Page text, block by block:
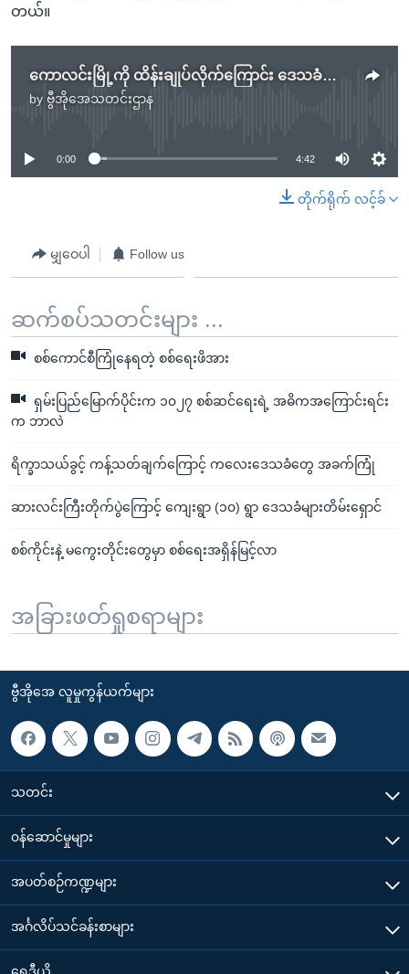
တယ်။
ကောလင်းမြို့ကို ထိန်းချုပ်လိုက်ကြောင်း ဒေသခံကာကွယ်ရေးတပ်ကြေညာ
by ဗွီအိုအေသတင်းဌာန
No media source currently available
0:00 4:42
တိုက်ရိုက် လင့်ခ်
မျှဝေပါ Follow us
ဆက်စပ်သတင်းများ ...
စစ်ကောင်စီကြုံနေရတဲ့ စစ်ရေးဖိအား
ရှမ်းပြည်မြောက်ပိုင်းက ၁၀၂၇ စစ်ဆင်ရေးရဲ့ အဓိကအကြောင်းရင်း
က ဘာလဲ
ရိက္ခာသယ်ခွင့် ကန့်သတ်ချက်ကြောင့် ကလေးဒေသခံတွေ အခက်ကြုံ
ဆားလင်းကြီးတိုက်ပွဲကြောင့် ကျေးရွာ (၁၀) ရွာ ဒေသခံများတိမ်းရှောင်
စစ်ကိုင်းနဲ့ မကွေးတိုင်းတွေမှာ စစ်ရေးအရှိန်မြင့်လာ
အခြားဖတ်ရှုစရာများ
ဗွီအိုအေ လူမှုကွန်ယက်များ
သတင်း
၀န်ဆောင်မှုများ
အပတ်စဉ်ကဏ္ဍများ
အင်္ဂလိပ်သင်ခန်းစာများ
ရေဒီယို